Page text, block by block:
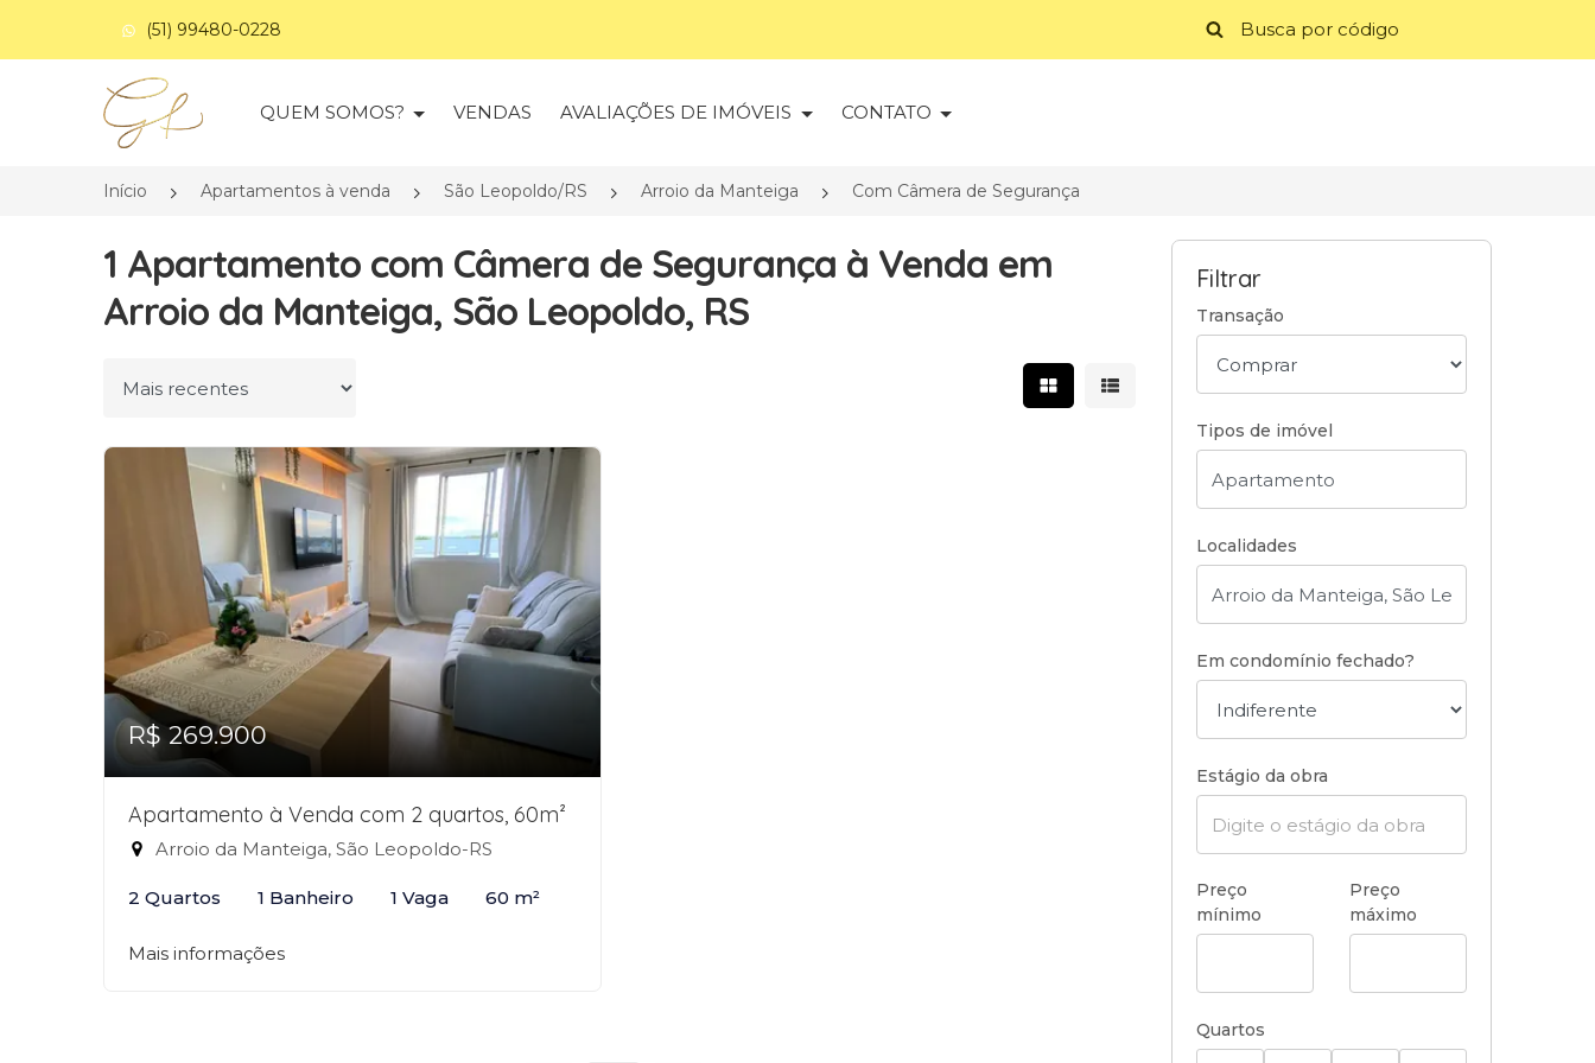
(51) 99480-0228
Página inicial
QUEM SOMOS? VENDAS AVALIAÇÕES DE IMÓVEIS CONTATO
Início Apartamentos à venda São Leopoldo/RS Arroio da Manteiga Com Câmera de Segurança
1 Apartamento com Câmera de Segurança à Venda em
Arroio da Manteiga, São Leopoldo, RS
Ordenar por Mostrar resultados em grade
Mostrar resultados em lista
R$ 269.900
Apartamento à Venda com 2 quartos, 60m²
Arroio da Manteiga, São Leopoldo-RS
2 Quartos 1 Banheiro 1 Vaga 60 m²
Mais informações
Filtrar
Transação
Tipos de imóvel
Localidades
Em condomínio fechado?
Estágio da obra
Preço
mínimo
Preço
máximo
Quartos